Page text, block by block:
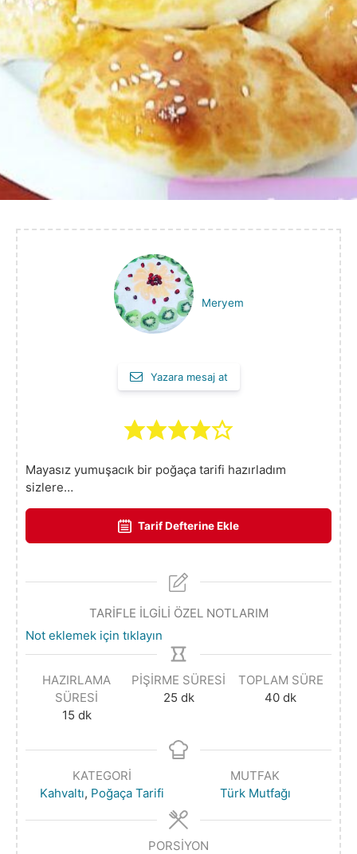
Meryem
Yazara mesaj at
Mayasız yumuşacık bir poğaça tarifi hazırladım
sizlere…
Tarif Defterine Ekle
TARİFLE İLGİLİ ÖZEL NOTLARIM
Not eklemek için tıklayın
HAZIRLAMA
SÜRESI
15 dk
PIŞIRME SÜRESI
25 dk
TOPLAM SÜRE
40 dk
KATEGORI
Kahvaltı, Poğaça Tarifi
MUTFAK
Türk Mutfağı
PORSIYON